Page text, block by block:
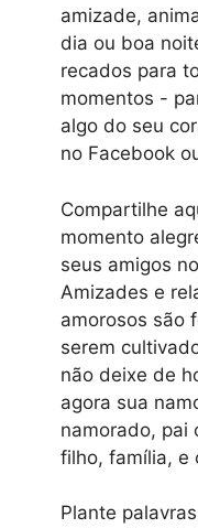
amizade,
dia ou boa
recados para
momentos -
algo do seu
no Facebook
Compartilhe
momento
seus amigos
Amizades e
amorosos são
serem
não deixe de
agora sua
namorado, pai
filho, família, e
Plante